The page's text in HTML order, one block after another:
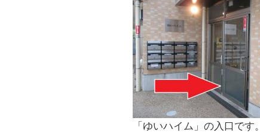
「ゆいハイム」の入口です。